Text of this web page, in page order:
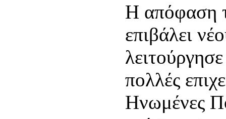
Η απόφαση
επιβάλει
πολλές
Ηνωμένες